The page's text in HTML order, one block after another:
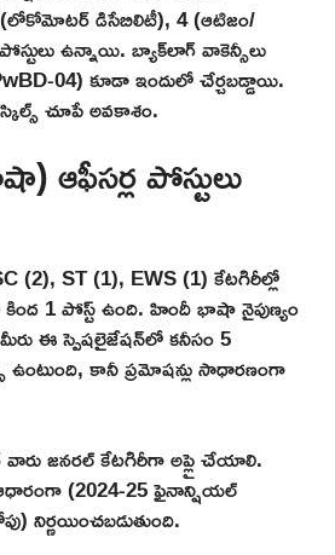
(లోకోమోటర్ డిసేబిలిటీ), 4 (ఆటిజం/
ఉన్నాయి. బ్యాక్‌లాగ్ వాకెన్సీలు
04) కూడా ఇందులో చేర్చబడ్డాయి.
చూపే అవకాశం.
పోస్టులు
(2), ST (1), EWS (1) కేటగిరీల్లో
1 పోస్ట్ ఉంది. హిందీ భాషా నైపుణ్యం
మీరు ఈ స్పెషలైజేషన్‌లో కనీసం 5
కానీ ప్రమోషన్లు సాధారణంగా
జనరల్ కేటగిరీగా అప్లై చేయాలి.
(2024-25 ఫైనాన్షియల్
నిర్ణయించబడుతుంది.